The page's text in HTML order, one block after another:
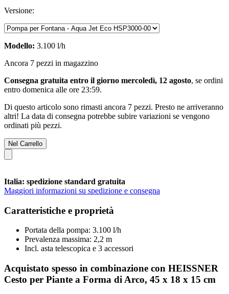
Versione:
Modello: 3.100 l/h
Ancora 7 pezzi in magazzino
Consegna gratuita entro il giorno mercoledì, 12 agosto, se ordini
entro domenica alle ore 23:59.
Di questo articolo sono rimasti ancora 7 pezzi. Presto ne arriveranno
altri! La data di consegna potrebbe subire variazioni se vengono
ordinati più pezzi.
Nel Carrello
Italia: spedizione standard gratuita
Maggiori informazioni su spedizione e consegna
Caratteristiche e proprietà
Portata della pompa: 3.100 l/h
Prevalenza massima: 2,2 m
Incl. asta telescopica e 3 accessori
Acquistato spesso in combinazione con HEISSNER
Cesto per Piante a Forma di Arco, 45 x 18 x 15 cm